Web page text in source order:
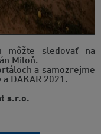
môžte sledovať na
Miloň.
a samozrejme
DAKAR 2021.
s.r.o.